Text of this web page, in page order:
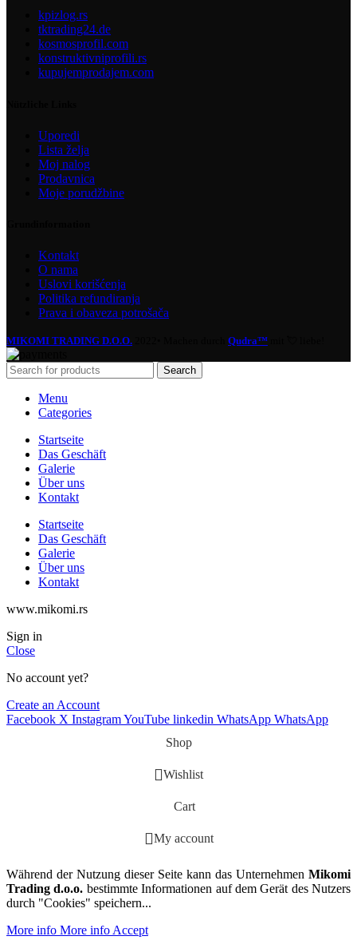
kpizlog.rs
tktrading24.de
kosmosprofil.com
konstruktivniprofili.rs
kupujemprodajem.com
Uporedi
Lista želja
Moj nalog
Prodavnica
Moje porudžbine
Kontakt
O nama
Uslovi korišćenja
Politika refundiranja
Prava i obaveza potrošača
MIKOMI TRADING D.O.O. Qudra™
Search
Menu
Categories
Startseite
Das Geschäft
Galerie
Über uns
Kontakt
Startseite
Das Geschäft
Galerie
Über uns
Kontakt
www.mikomi.rs
Sign in
Close
No account yet?
Create an Account
Facebook X InstagramYouTube linkedin WhatsApp WhatsApp
Shop
Wishlist
Cart
My account
Während der Nutzung dieser Seite kann das Unternehmen Mikomi
Trading d.o.o. bestimmte Informationen auf dem Gerät des Nutzers
durch "Cookies" speichern...
More info More info Accept